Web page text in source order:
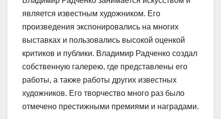
является известным художником. Его
произведения экспонировались на многих
выставках и пользовались высокой оценкой
критиков и публики. Владимир Радченко создал
собственную галерею, где представлены его
работы, а также работы других известных
художников. Его творчество много раз было
отмечено престижными премиями и наградами.